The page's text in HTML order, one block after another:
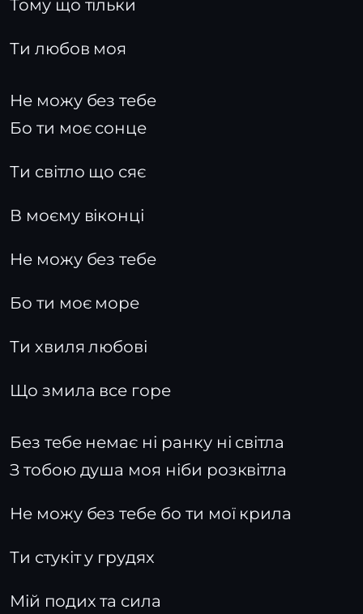
Тому що тільки
Ти любов моя
Не можу без тебе
Бо ти моє сонце
Ти світло що сяє
В моєму віконці
Не можу без тебе
Бо ти моє море
Ти хвиля любові
Що змила все горе
Без тебе немає ні ранку ні світла
З тобою душа моя ніби розквітла
Не можу без тебе бо ти мої крила
Ти стукіт у грудях
Мій подих та сила